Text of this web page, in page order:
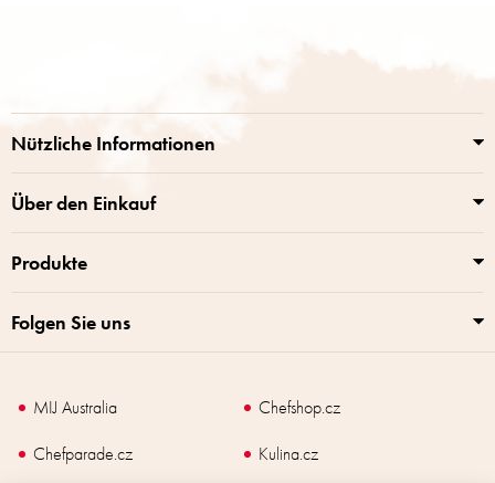
Nützliche Informationen
Über den Einkauf
Produkte
Folgen Sie uns
MIJ Australia
Chefshop.cz
Chefparade.cz
Kulina.cz